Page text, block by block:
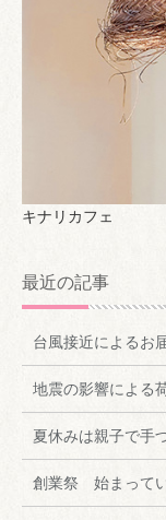
キナリカフェ
最近の記事
台風接近によるお
地震の影響による
夏休みは親子で手
創業祭 始まって